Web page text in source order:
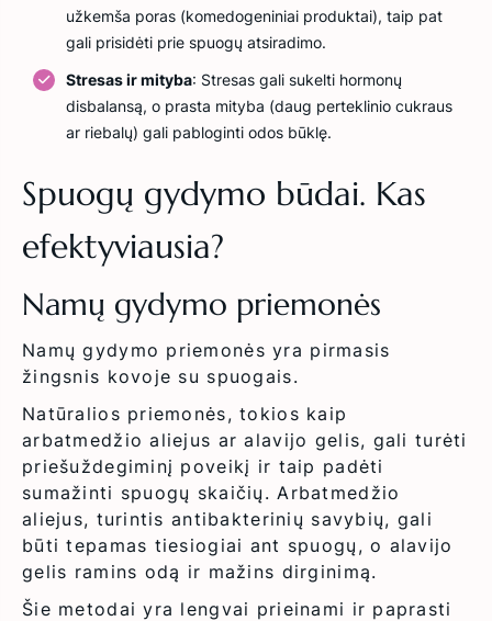
užkemša poras (komedogeniniai produktai), taip pat
gali prisidėti prie spuogų atsiradimo.
Stresas ir mityba: Stresas gali sukelti hormonų
disbalansą, o prasta mityba (daug perteklinio cukraus
ar riebalų) gali pabloginti odos būklę.
Spuogų gydymo būdai. Kas
efektyviausia?
Namų gydymo priemonės
Namų gydymo priemonės yra pirmasis
žingsnis kovoje su spuogais.
Natūralios priemonės, tokios kaip
arbatmedžio aliejus ar alavijo gelis, gali turėti
priešuždegiminį poveikį ir taip padėti
sumažinti spuogų skaičių. Arbatmedžio
aliejus, turintis antibakterinių savybių, gali
būti tepamas tiesiogiai ant spuogų, o alavijo
gelis ramins odą ir mažins dirginimą.
Šie metodai yra lengvai prieinami ir paprasti